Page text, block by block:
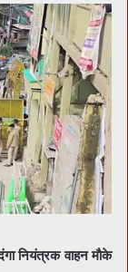
नियंत्रक वाहन माैके